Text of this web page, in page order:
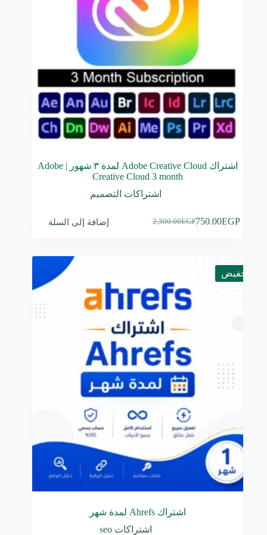
اشتراك Adobe Creative Cloud لمدة ٣ شهور | Adobe
Creative Cloud 3 month
اشتراكات التصميم
2,300.00EGP
السعر750.00EGP
السعر
إضافة إلى السلة
تخفيض
اشتراك Ahrefs لمدة شهر
اشتراكات seo